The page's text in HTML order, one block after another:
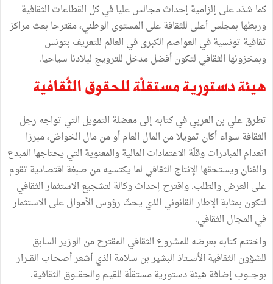
كما شدّد على إلزامية إحداث مجالس عليا في كل القطاعات الثقافية
وربطها بمجلس أعلى للثقافة على المستوى الوطني، مقترحا بعث مراكز
ثقافية تونسية في العواصم الكبرى في العالم للتعريف بتونس
وبمخزونها الثقافي لتكون أفضل مدخل للترويج لبلادنا سياحيا.
هيئة دستورية مستقلّة للحقوق الثّقافية
تطرق علي بن العربي في كتابه إلى معضلة التمويل التي تواجه رجل
الثقافة سواء أكان تمويلا من المال العام أو من مال الخواصّ، مبرزا
انعدام المبادرات وقلّة الاعتمادات المالية والمعنوية التي يحتاجها المبدع
والفنان ويستحقها الإنتاج الثقافي لما يكتسيه من صبغة اقتصادية تقوم
على العرض والطلب. واقترح إحداث وكالة لتشجيع الاستثمار الثقافي
لتكون بمثابة الإطار القانوني الذي يحثّ رؤوس الأموال على الاستثمار
في المجال الثقافي.
واختتم كتابه بعرضه للمشروع الثقافي المقترح من الوزير السابق
للشؤون الثقافية الأســتاذ البشير بن سلامة الذي أشعر أصحـاب القــرار
بوجـــوب إضافة هيئة دستورية مستقلّة للقيـم والحقـــوق الثقافية.